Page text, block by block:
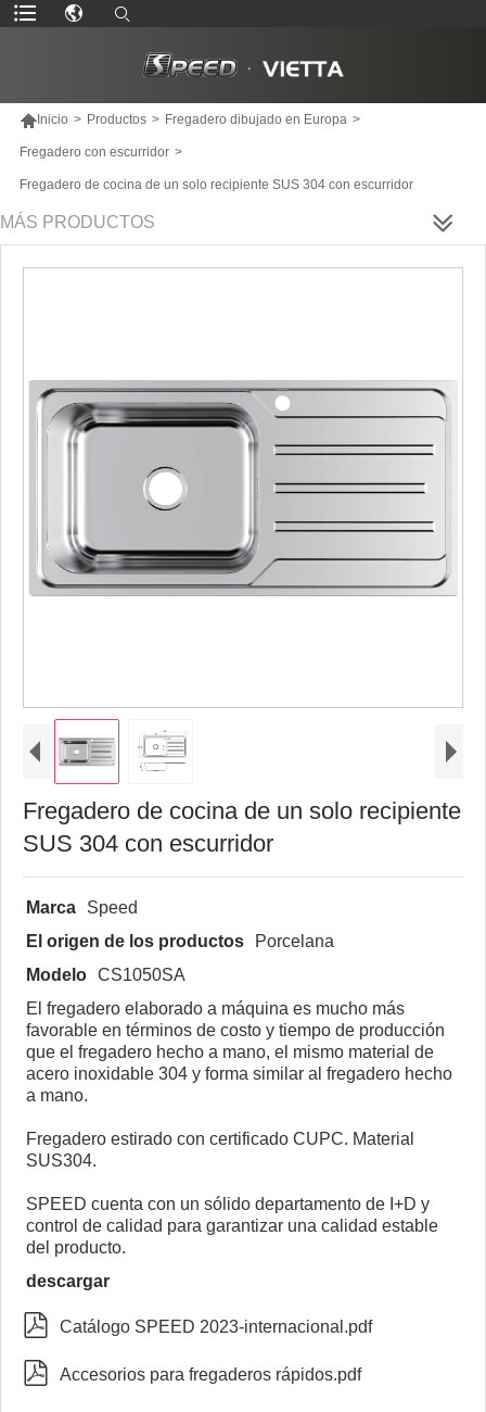
Inicio > Productos > Fregadero dibujado en Europa >
Fregadero con escurridor >
Fregadero de cocina de un solo recipiente SUS 304 con escurridor
MÁS PRODUCTOS
Fregadero de cocina de un solo recipiente
SUS 304 con escurridor
Marca
Speed
El origen de los productos
Porcelana
Modelo CS1050SA
El fregadero elaborado a máquina es mucho más
favorable en términos de costo y tiempo de producción
que el fregadero hecho a mano, el mismo material de
acero inoxidable 304 y forma similar al fregadero hecho
a mano.
Fregadero estirado con certificado CUPC. Material
SUS304.
SPEED cuenta con un sólido departamento de I+D y
control de calidad para garantizar una calidad estable
del producto.
descargar
 Catálogo SPEED 2023-internacional.pdf
 Accesorios para fregaderos rápidos.pdf